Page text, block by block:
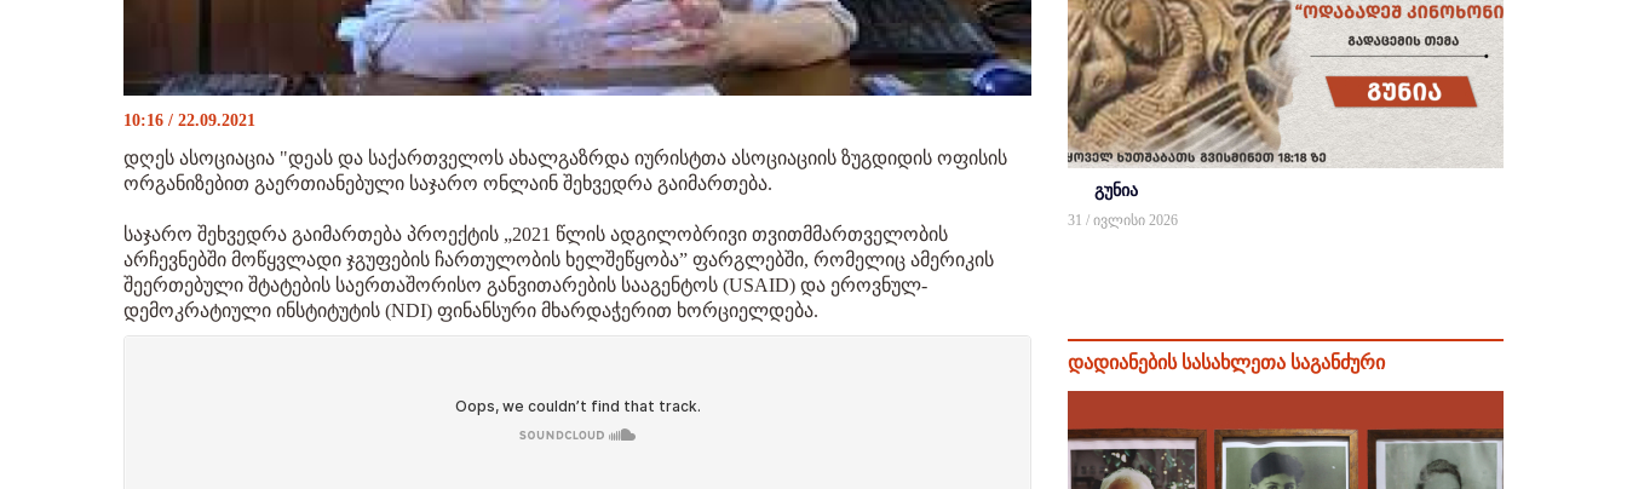
10:16 / 22.09.2021
დღეს ასოციაცია "დეას და საქართველოს ახალგაზრდა იურისტთა ასოციაციის ზუგდიდის ოფისის
ორგანიზებით გაერთიანებული საჯარო ონლაინ შეხვედრა გაიმართება.
საჯარო შეხვედრა გაიმართება პროექტის „2021 წლის ადგილობრივი თვითმმართველობის
არჩევნებში მოწყვლადი ჯგუფების ჩართულობის ხელშეწყობა” ფარგლებში, რომელიც ამერიკის
შეერთებული შტატების საერთაშორისო განვითარების სააგენტოს (USAID) და ეროვნულ-
დემოკრატიული ინსტიტუტის (NDI) ფინანსური მხარდაჭერით ხორციელდება.
გუნია
31 / ივლისი 2026
დადიანების სასახლეთა საგანძური